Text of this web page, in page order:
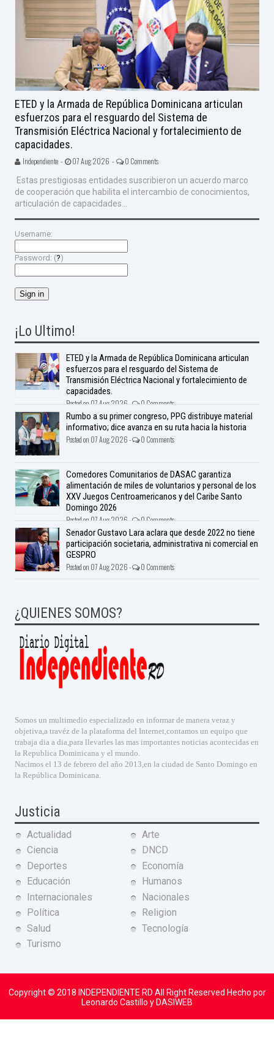
ETED y la Armada de República Dominicana articulan
esfuerzos para el resguardo del Sistema de
Transmisión Eléctrica Nacional y fortalecimiento de
capacidades.
Independiente - 07 Aug 2026 - 0 Comments
Estas prestigiosas entidades suscribieron un acuerdo marco
de cooperación que habilita el intercambio de conocimientos,
articulación de capacidades...
Username:
Password: (?)
¡Lo Ultimo!
ETED y la Armada de República Dominicana articulan
esfuerzos para el resguardo del Sistema de
Transmisión Eléctrica Nacional y fortalecimiento de
capacidades.
Posted on 07 Aug 2026 - 0 Comments
Rumbo a su primer congreso, PPG distribuye material
informativo; dice avanza en su ruta hacia la historia
Posted on 07 Aug 2026 - 0 Comments
Comedores Comunitarios de DASAC garantiza
alimentación de miles de voluntarios y personal de los
XXV Juegos Centroamericanos y del Caribe Santo
Domingo 2026
Posted on 07 Aug 2026 - 0 Comments
Senador Gustavo Lara aclara que desde 2022 no tiene
participación societaria, administrativa ni comercial en
GESPRO
Posted on 07 Aug 2026 - 0 Comments
¿QUIENES SOMOS?
Somos un multimedio especializado en informar de manera veraz y
objetiva,a travéz de la plataforma del Internet,contamos un equipo que
trabaja dia a dia,para llevarles las mas importantes noticias acontecidas en
la Republica Dominicana y el mundo.
Nacimos el 13 de febrero del año 2013,en la ciudad de Santo Domingo en
la República Dominicana.
Justicia
Actualidad
Arte
Ciencia
DNCD
Deportes
Economía
Educación
Humanos
Internacionales
Nacionales
Política
Religion
Salud
Tecnología
Turismo
Copyright © 2018 INDEPENDIENTE RD All Right Reserved Hecho por
Leonardo Castillo y DASIWEB